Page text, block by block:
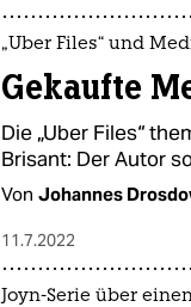
„Uber Files“ und
Gekaufte
Die „Uber Files“
Brisant: Der Autor
Von Johannes
11.7.2022
Joyn-Serie über